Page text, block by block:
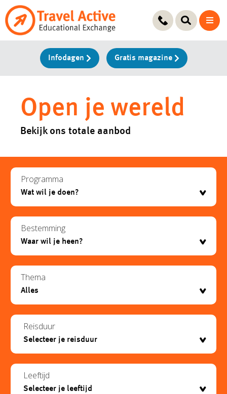
Ga
naar
Infodagen Gratis magazine
Open je wereld
Bekijk ons totale aanbod
Programma
testje
Bestemming
Thema
Reisduur
Leeftijd